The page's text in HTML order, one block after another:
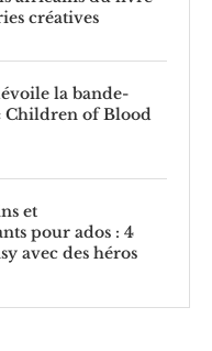
créatives
la bande-
Children of Blood
et
pour ados : 4
avec des héros